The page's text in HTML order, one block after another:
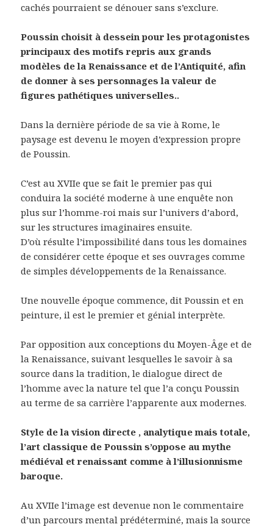
cachés pourraient se dénouer sans s’exclure.
Poussin choisit à dessein pour les protagonistes
principaux des motifs repris aux grands
modèles de la Renaissance et de l’Antiquité, afin
de donner à ses personnages la valeur de
figures pathétiques universelles..
Dans la dernière période de sa vie à Rome, le
paysage est devenu le moyen d’expression propre
de Poussin.
C’est au XVIIe que se fait le premier pas qui
conduira la société moderne à une enquête non
plus sur l’homme-roi mais sur l’univers d’abord,
sur les structures imaginaires ensuite.
D’où résulte l’impossibilité dans tous les domaines
de considérer cette époque et ses ouvrages comme
de simples développements de la Renaissance.
Une nouvelle époque commence, dit Poussin et en
peinture, il est le premier et génial interprète.
Par opposition aux conceptions du Moyen-Âge et de
la Renaissance, suivant lesquelles le savoir à sa
source dans la tradition, le dialogue direct de
l’homme avec la nature tel que l’a conçu Poussin
au terme de sa carrière l’apparente aux modernes.
Style de la vision directe , analytique mais totale,
l’art classique de Poussin s’oppose au mythe
médiéval et renaissant comme à l’illusionnisme
baroque.
Au XVIIe l’image est devenue non le commentaire
d’un parcours mental prédéterminé, mais la source